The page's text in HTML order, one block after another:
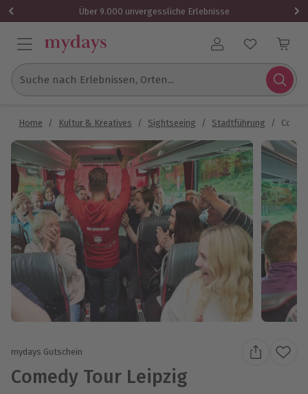
Über 9.000 unvergessliche Erlebnisse
Benutzerkonto
Suche nach Erlebnissen, Orten...
Home / Kultur & Kreatives / Sightseeing / Stadtführung /
mydays Gutschein
Comedy Tour Leipzig